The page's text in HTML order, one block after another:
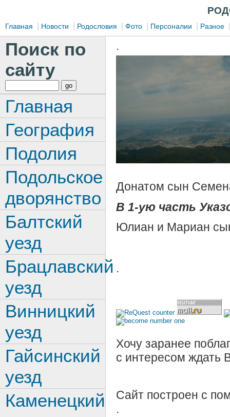
Главная Новости Родословия Фото Персоналии Разное
.
Донатом сын
В 1-ую часть
Юлиан и Мариан
.
Хочу заранее
с интересом ждать
Сайт построен с
.
Поиск по
сайту
Главная
География
Подолия
Подольское
дворянство
Балтский
уезд
Брацлавский
уезд
Винницкий
уезд
Гайсинский
уезд
Каменецкий